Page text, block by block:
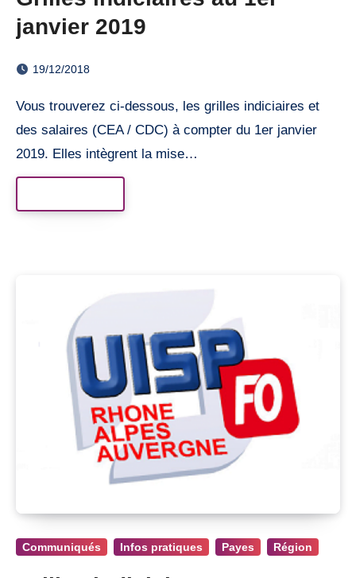
janvier 2019
19/12/2018
Vous trouverez ci-dessous, les grilles indiciaires et
des salaires (CEA / CDC) à compter du 1er janvier
2019. Elles intègrent la mise…
Communiqués Infos pratiques Payes Région